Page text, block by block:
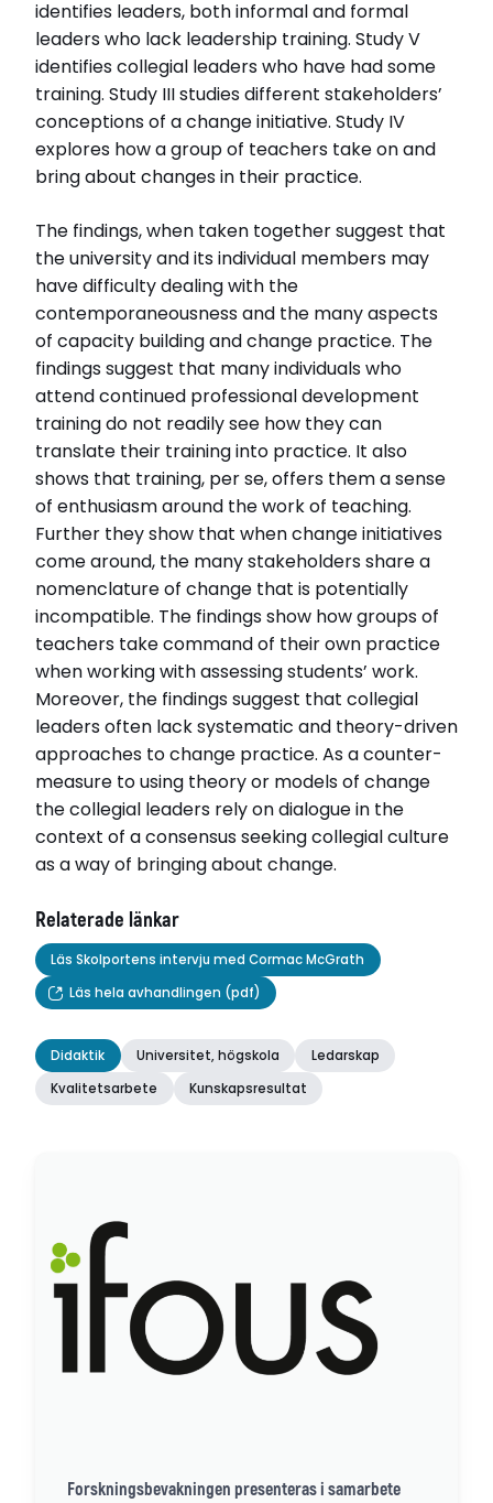
identifies leaders, both informal and formal
leaders who lack leadership training. Study V
identifies collegial leaders who have had some
training. Study III studies different stakeholders’
conceptions of a change initiative. Study IV
explores how a group of teachers take on and
bring about changes in their practice.
The findings, when taken together suggest that
the university and its individual members may
have difficulty dealing with the
contemporaneousness and the many aspects
of capacity building and change practice. The
findings suggest that many individuals who
attend continued professional development
training do not readily see how they can
translate their training into practice. It also
shows that training, per se, offers them a sense
of enthusiasm around the work of teaching.
Further they show that when change initiatives
come around, the many stakeholders share a
nomenclature of change that is potentially
incompatible. The findings show how groups of
teachers take command of their own practice
when working with assessing students’ work.
Moreover, the findings suggest that collegial
leaders often lack systematic and theory-driven
approaches to change practice. As a counter-
measure to using theory or models of change
the collegial leaders rely on dialogue in the
context of a consensus seeking collegial culture
as a way of bringing about change.
Relaterade länkar
Läs Skolportens intervju med Cormac McGrath
Läs hela avhandlingen (pdf)
Didaktik Universitet, högskola
Ledarskap
Kvalitetsarbete
Kunskapsresultat
Forskningsbevakningen presenteras i samarbete